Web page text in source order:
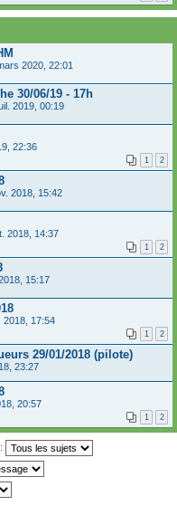
2020, 22:01
30/06/19 - 17h
2019, 00:19
22:36
1 2
2018, 15:42
2018, 14:37
1 2
15:17
2018, 17:54
1 2
29/01/2018 (pilote)
23:27
20:57
1 2